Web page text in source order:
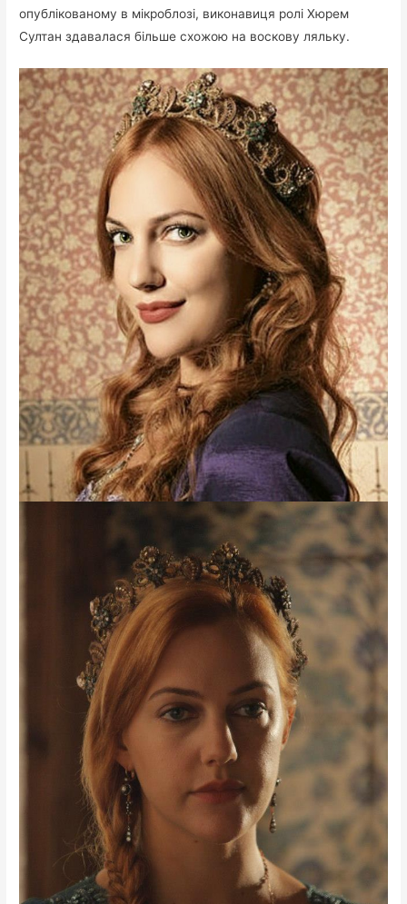
опублікованому в мікроблозі, виконавиця ролі Хюрем
Султан здавалася більше схожою на воскову ляльку.